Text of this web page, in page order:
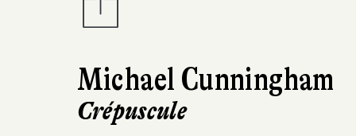
Michael Cunningham
Crépuscule